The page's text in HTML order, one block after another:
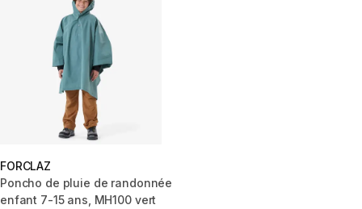
FORCLAZ
Poncho de pluie de randonnée
enfant 7-15 ans, MH100 vert